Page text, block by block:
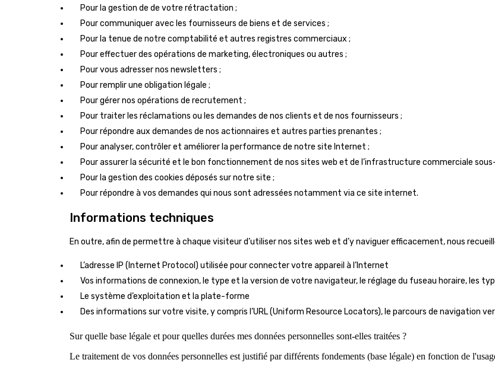
Pour la gestion de de votre rétractation ;
Pour communiquer avec les fournisseurs de biens et de services ;
Pour la tenue de notre comptabilité et autres registres commerciaux ;
Pour effectuer des opérations de marketing, électroniques ou autres ;
Pour vous adresser nos newsletters ;
Pour remplir une obligation légale ;
Pour gérer nos opérations de recrutement ;
Pour traiter les réclamations ou les demandes de nos clients et de nos fournisseurs ;
Pour répondre aux demandes de nos actionnaires et autres parties prenantes ;
Pour analyser, contrôler et améliorer la performance de notre site Internet ;
Pour assurer la sécurité et le bon fonctionnement de nos sites web et de l’infrastructure commerciale
Pour la gestion des cookies déposés sur notre site ;
Pour répondre à vos demandes qui nous sont adressées notamment via ce site internet.
Informations techniques
En outre, afin de permettre à chaque visiteur d’utiliser nos sites web et d’y naviguer efficacement, nous
L’adresse IP (Internet Protocol) utilisée pour connecter votre appareil à l’Internet
Vos informations de connexion, le type et la version de votre navigateur, le réglage du fuseau horaire, les
Le système d’exploitation et la plate-forme
Des informations sur votre visite, y compris l’URL (Uniform Resource Locators), le parcours de navigation
Sur quelle base légale et pour quelles durées mes données personnelles sont-elles traitées ?
Le traitement de vos données personnelles est justifié par différents fondements (base légale) en fonction de